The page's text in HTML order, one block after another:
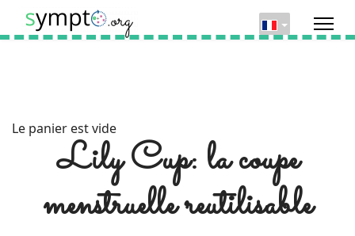
Le panier est vide
Lily Cup: la coupe
menstruelle reutilisable